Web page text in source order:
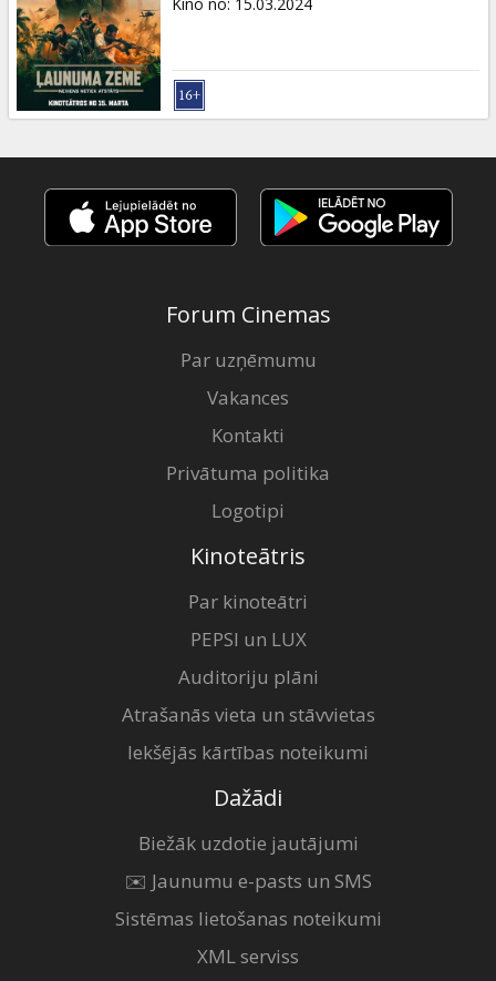
kartes
Uzkodas
B2B
Kino
Klubs
Forum Cinemas
Par uzņēmumu
Vakances
Kontakti
Privātuma politika
Logotipi
Kinoteātris
Par kinoteātri
PEPSI un LUX
Auditoriju plāni
Atrašanās vieta un stāvvietas
Iekšējās kārtības noteikumi
Dažādi
Biežāk uzdotie jautājumi
✉️ Jaunumu e-pasts un SMS
Sistēmas lietošanas noteikumi
XML serviss